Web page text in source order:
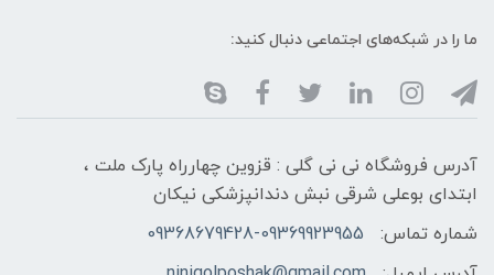
ما را در شبکه‌های اجتماعی دنبال کنید:
آدرس فروشگاه نی نی گلی : قزوین چهارراه پارک ملت ،
ابتدای بوعلی شرقی نبش دندانپزشکی نیکان
شماره تماس:
09368679428-09369923955